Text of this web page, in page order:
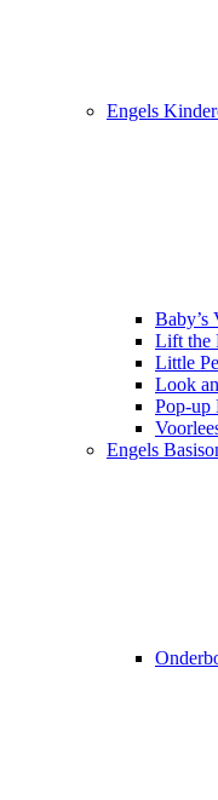
Engels
Baby’s
Lift the
Little
Look
Pop-up
Engels